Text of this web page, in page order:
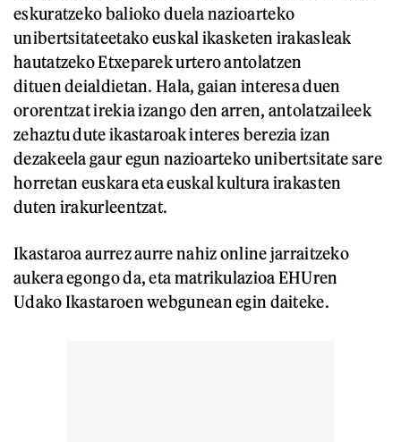
eskuratzeko balioko duela nazioarteko
unibertsitateetako euskal ikasketen irakasleak
hautatzeko Etxeparek urtero antolatzen
dituen deialdietan. Hala, gaian interesa duen
ororentzat irekia izango den arren, antolatzaileek
zehaztu dute ikastaroak interes berezia izan
dezakeela gaur egun nazioarteko unibertsitate sare
horretan euskara eta euskal kultura irakasten
duten irakurleentzat.
Ikastaroa aurrez aurre nahiz online jarraitzeko
aukera egongo da, eta matrikulazioa EHUren
Udako Ikastaroen webgunean egin daiteke.